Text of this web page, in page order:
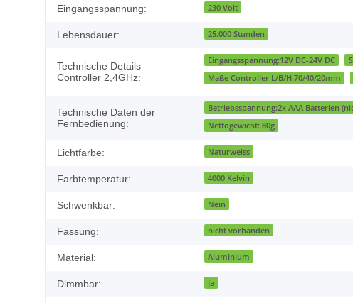
Produkteigenschaft
Wert
Eingangsspannung: 230 Volt
Lebensdauer: 25.000 Stunden
Technische Details
Controller 2,4GHz:
Eingangsspannung:12V DC-24V DC
Maße Controller L/B/H:70/40/20mm
Technische Daten der
Fernbedienung:
Betriebsspannung:2x AAA Batterien
Nettogewicht: 80g
Lichtfarbe: Naturweiss
Farbtemperatur: 4000 Kelvin
Schwenkbar: Nein
Fassung: nicht vorhanden
Material: Aluminium
Dimmbar: Ja